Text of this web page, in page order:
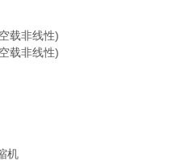
载非线性)
载非线性)
机